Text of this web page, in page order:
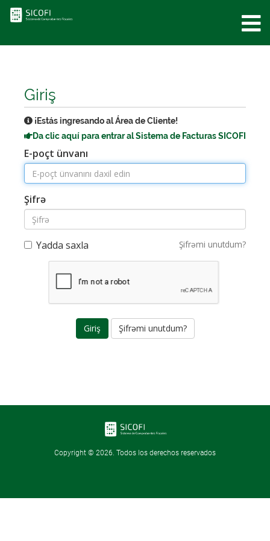
Giriş
¡Estás ingresando al Área de Cliente!
Da clic aquí para entrar al Sistema de Facturas SICOFI
E-poçt ünvanı
Şifrə
Şifrəmi unutdum?
Yadda saxla
Şifrəmi unutdum?
Copyright © 2026. Todos los derechos reservados